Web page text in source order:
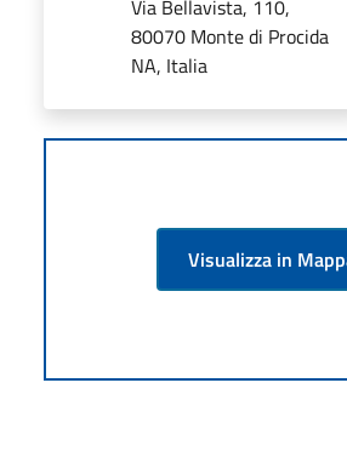
Via Bellavista, 110,
80070 Monte di Procida
NA, Italia
Visualizza in